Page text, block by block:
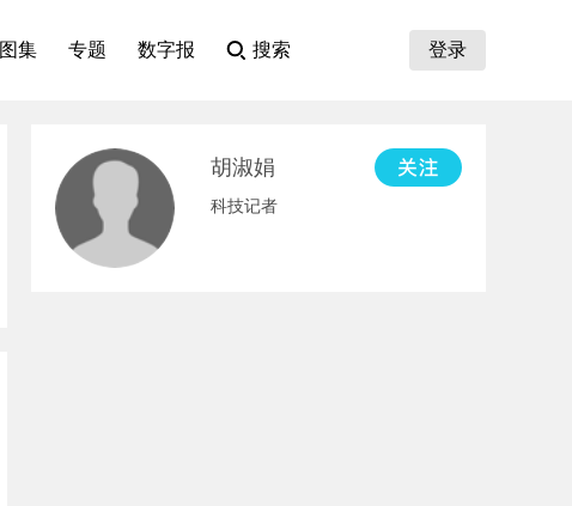
图集 专题 数字报 搜索 登录
胡淑娟
科技记者